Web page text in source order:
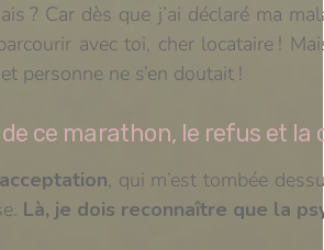
? Car dès que j’ai déclaré ma
avec toi, cher locataire !
personne ne s’en doutait !
ce marathon, le refus et la
, qui m’est tombée
Là, je dois reconnaître que la